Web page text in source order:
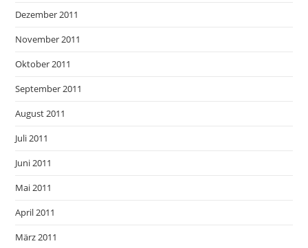
Dezember 2011
November 2011
Oktober 2011
September 2011
August 2011
Juli 2011
Juni 2011
Mai 2011
April 2011
März 2011